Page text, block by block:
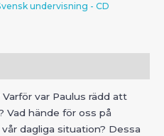
undervisning - CD
var Paulus rädd att
Vad hände för oss på
dagliga situation? Dessa